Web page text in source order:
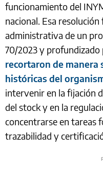
funcionamiento del
nacional. Esa
administrativa de un
70/2023 y profundizado
recortaron de manera
históricas del
intervenir en la fijación
del stock y en la
concentrarse en tareas
trazabilidad y